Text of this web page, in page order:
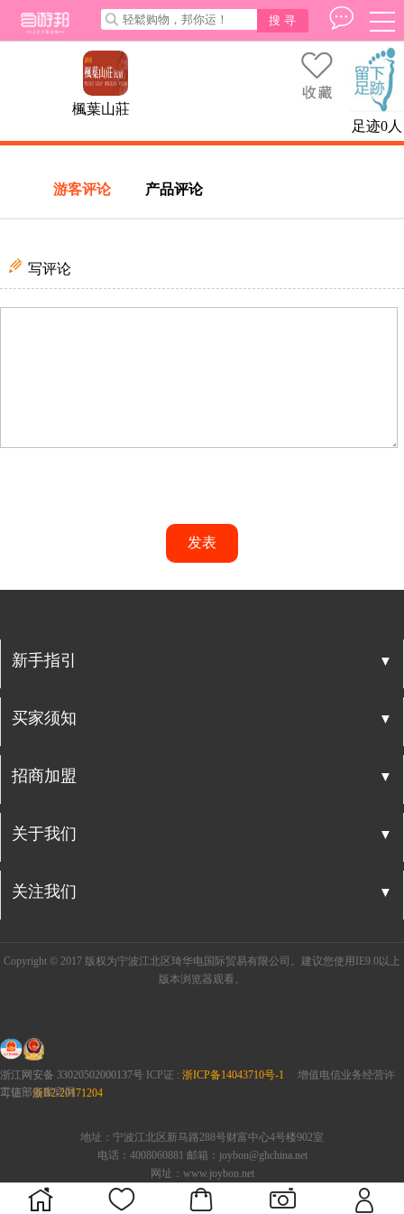
搜 寻
選
單
三
橫
楓葉山莊
足迹0人
游客评论 产品评论
写评论
发表
新手指引 ▼
买家须知 ▼
招商加盟 ▼
关于我们 ▼
关注我们 ▼
Copyright © 2017 版权为宁波江北区琦华电国际贸易有限公司。建议您使用IE9.0以上
版本浏览器观看。
浙江网安备 33020502000137号 ICP证 : 浙ICP备14043710号-1 增值电信业务经营许
可证：浙B2-20171204
工信部备案官网
地址：宁波江北区新马路288号财富中心4号楼902室
电话：4008060881 邮箱：joybon@ghchina.net
网址：www.joybon.net